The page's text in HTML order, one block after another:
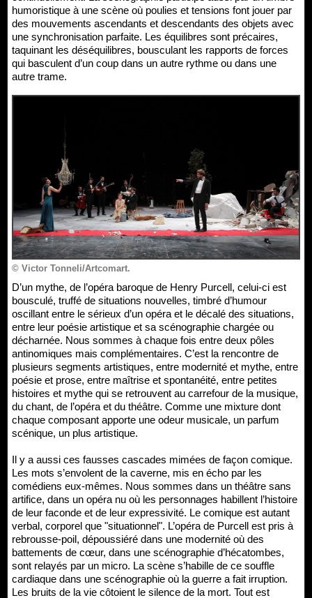
humoristique à une scène où poulies et tensions font jouer par
des mouvements ascendants et descendants des objets avec
une synchronisation parfaite. Les équilibres sont précaires,
taquinant les déséquilibres, bousculant les rapports de forces
qui basculent d’un coup dans un autre rythme ou dans une
autre trame.
© Victor Tonneli/Artcomart.
D’un mythe, de l’opéra baroque de Henry Purcell, celui-ci est
bousculé, truffé de situations nouvelles, timbré d’humour
oscillant entre le sérieux d’un opéra et le décalé des situations,
entre leur poésie artistique et sa scénographie chargée ou
décharnée. Nous sommes à chaque fois entre deux pôles
antinomiques mais complémentaires. C’est la rencontre de
plusieurs segments artistiques, entre modernité et mythe, entre
poésie et prose, entre maîtrise et spontanéité, entre petites
histoires et mythe qui se retrouvent au carrefour de la musique,
du chant, de l’opéra et du théâtre. Comme une mixture dont
chaque composant apporte une odeur musicale, un parfum
scénique, un plus artistique.
Il y a aussi ces fausses cascades mimées de façon comique.
Les mots s’envolent de la caverne, mis en écho par les
comédiens eux-mêmes. Nous sommes dans un théâtre sans
artifice, dans un opéra nu où les personnages habillent l’histoire
de leur faconde et de leur expressivité. Le comique est autant
verbal, corporel que "situationnel". L’opéra de Purcell est pris à
rebrousse-poil, dépoussiéré dans une modernité où des
battements de cœur, dans une scénographie d’hécatombes,
sont relayés par un micro. La scène s’habille de ce souffle
cardiaque dans une scénographie où la guerre a fait irruption.
Les bruits de la vie côtoient le silence de la mort. Tout est